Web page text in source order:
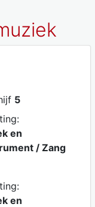
5
en
/ Zang
en